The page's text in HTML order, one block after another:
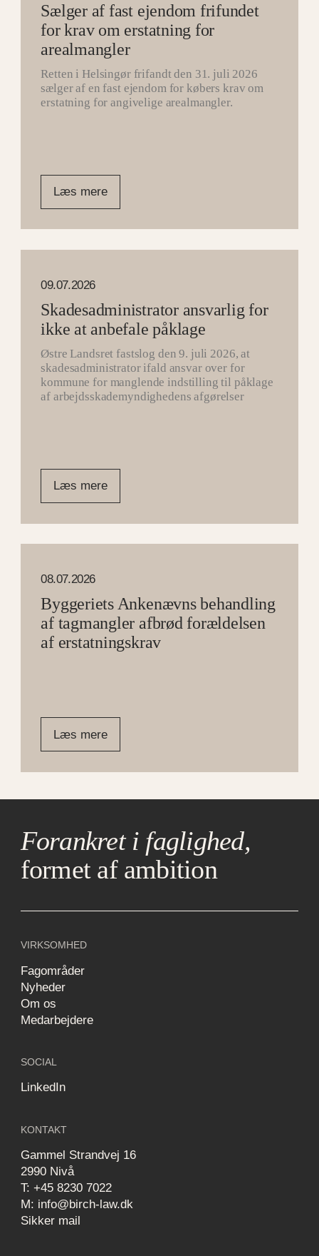
Sælger af fast ejendom frifundet
for krav om erstatning for
arealmangler
Retten i Helsingør frifandt den 31. juli 2026
sælger af en fast ejendom for købers krav om
erstatning for angivelige arealmangler.
Læs mere
09.07.2026
Skadesadministrator ansvarlig for
ikke at anbefale påklage
Østre Landsret fastslog den 9. juli 2026, at
skadesadministrator ifald ansvar over for
kommune for manglende indstilling til påklage
af arbejdsskademyndighedens afgørelser
Læs mere
08.07.2026
Byggeriets Ankenævns behandling
af tagmangler afbrød forældelsen
af erstatningskrav
Læs mere
Forankret i faglighed,
formet af ambition
VIRKSOMHED
Fagområder
Nyheder
Om os
Medarbejdere
SOCIAL
LinkedIn
KONTAKT
Gammel Strandvej 16
2990 Nivå
T: +45 8230 7022
M: info@birch-law.dk
Sikker mail